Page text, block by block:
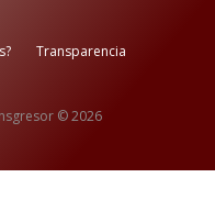
Transparencia
© 2026